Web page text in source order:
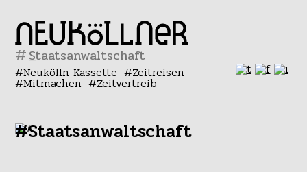
#
Neukölln Kassette Zeitreisen
Mitmachen Zeitvertreib
#Staatsanwaltschaft